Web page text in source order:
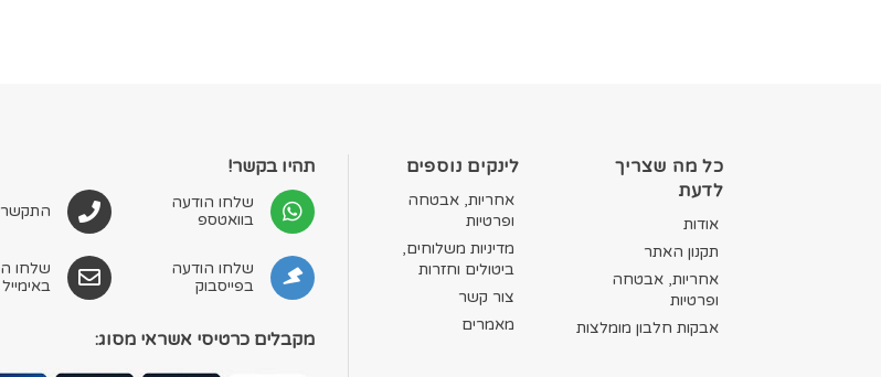
כל מה שצריך
לדעת
אודות
תקנון האתר
אחריות, אבטחה
ופרטיות
אבקות חלבון מומלצות
לינקים נוספים
אחריות, אבטחה
ופרטיות
מדיניות משלוחים,
ביטולים וחזרות
צור קשר
מאמרים
תהיו בקשר!
שלחו הודעה
בוואטספ
שלחו הודעה
בפייסבוק
שלחו
באימייל
מקבלים כרטיסי אשראי מסוג: